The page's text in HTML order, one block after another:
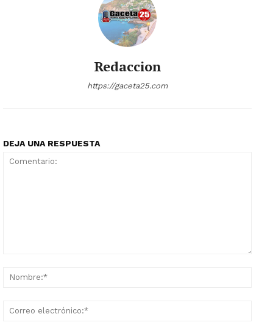
Redaccion
https://gaceta25.com
DEJA UNA RESPUESTA